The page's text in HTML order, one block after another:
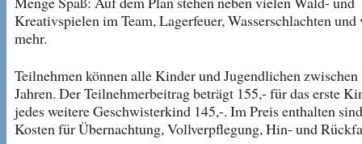
Kreativspielen im Team, Lagerfeuer, Wasserschlachten und
mehr.
Teilnehmen können alle Kinder und Jugendlichen zwischen
Jahren. Der Teilnehmerbeitrag beträgt 155,- für das erste
jedes weitere Geschwisterkind 145,-. Im Preis enthalten
Kosten für Übernachtung, Vollverpflegung, Hin- und